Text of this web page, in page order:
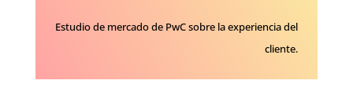
Estudio de mercado de PwC sobre la experiencia del
cliente.